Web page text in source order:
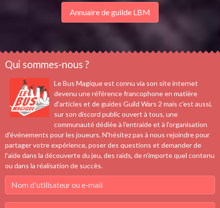
Annuaire de guilde LBM
Qui sommes-nous ?
Le Bus Magique est connu via son site internet
devenu une référence francophone en matière
d'articles et de guides Guild Wars 2 mais c'est aussi,
sur son discord public ouvert à tous, une
communauté dédiée à l'entraide et à l'organisation
d'événements pour les joueurs. N'hésitez pas à nous rejoindre pour
partager votre expérience, poser des questions et demander de
l'aide dans la découverte du jeu, des raids, de n'importe quel contenu
ou dans la réalisation de succès.